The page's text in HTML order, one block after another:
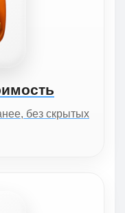
без скрытых